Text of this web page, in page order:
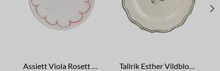
Assiett Viola Rosett Röd Tallrik Esther Vildblomma Grön